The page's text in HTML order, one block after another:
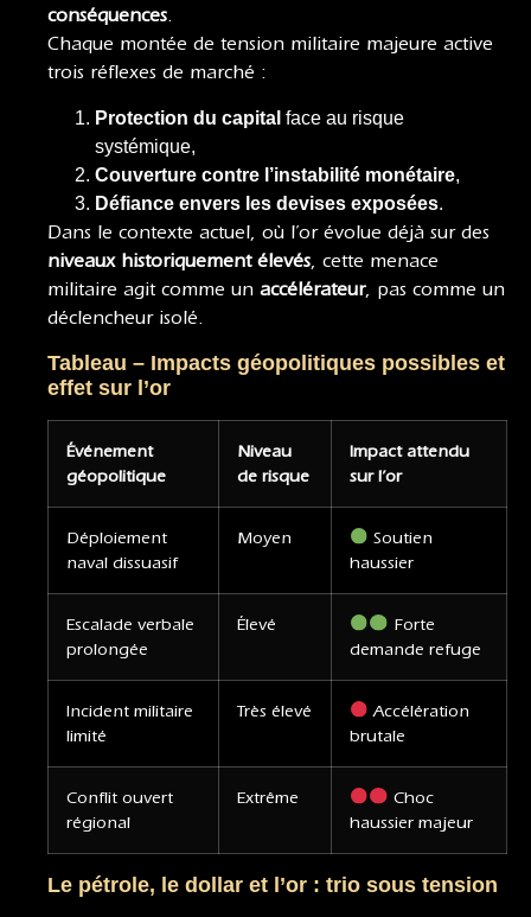
conséquences.
Chaque montée de tension militaire majeure active
trois réflexes de marché :
Protection du capital face au risque
systémique,
Couverture contre l’instabilité monétaire,
Défiance envers les devises exposées.
Dans le contexte actuel, où l’or évolue déjà sur des
niveaux historiquement élevés, cette menace
militaire agit comme un accélérateur, pas comme un
déclencheur isolé.
Tableau – Impacts géopolitiques possibles et
effet sur l’or
Événement
géopolitique
Niveau
de risque
Impact attendu
sur l’or
Déploiement
naval dissuasif
Moyen
Soutien
haussier
Escalade verbale
prolongée
Élevé
Forte
demande refuge
Incident militaire
limité
Très élevé
Accélération
brutale
Conflit ouvert
régional
Extrême
Choc
haussier majeur
Le pétrole, le dollar et l’or : trio sous tension